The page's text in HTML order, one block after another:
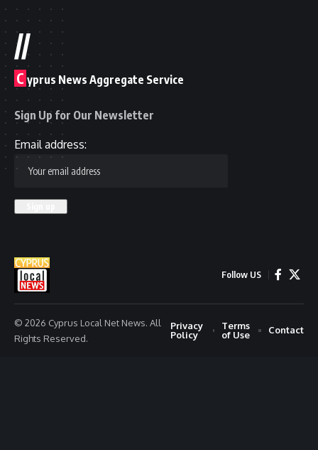
//
C yprus News Aggregate Service
Sign Up for Our Newsletter
Email address:
Follow US
© 2026 Cyprus Local Net News. All
Rights Reserved.
Privacy
Policy
Terms
of Use
Contact